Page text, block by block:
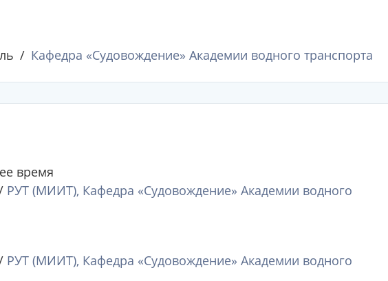
Кафедра «Судовождение» Академии водного транспорта
время
РУТ (МИИТ), Кафедра «Судовождение» Академии водного
РУТ (МИИТ), Кафедра «Судовождение» Академии водного